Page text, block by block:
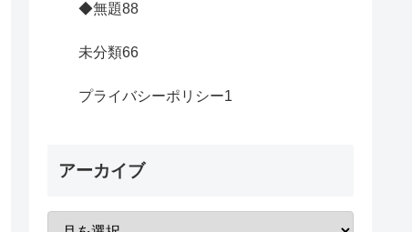
◆無題88
未分類66
プライバシーポリシー1
アーカイブ